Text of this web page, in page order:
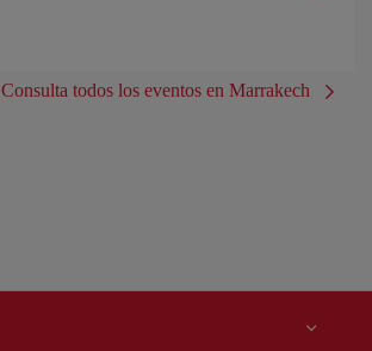
Consulta todos los eventos en Marrakech